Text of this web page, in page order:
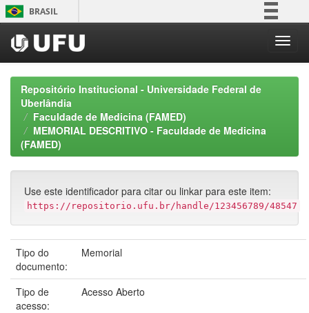
Skip
navigation
BRASIL
Participe
Acesso à informação
Canais
Repositório Institucional - Universidade Federal de
Uberlândia
Faculdade de Medicina (FAMED)
MEMORIAL DESCRITIVO - Faculdade de Medicina
(FAMED)
Use este identificador para citar ou linkar para este item:
https://repositorio.ufu.br/handle/123456789/48547
Tipo do
documento:
Memorial
Tipo de
acesso:
Acesso Aberto